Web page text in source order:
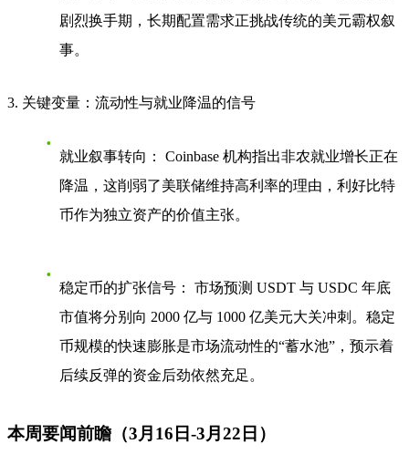
剧烈换手期，长期配置需求正挑战传统的美元霸权叙
事。
3. 关键变量：流动性与就业降温的信号
就业叙事转向：
Coinbase 机构指出非农就业增长正在
降温，这削弱了美联储维持高利率的理由，利好比特
币作为独立资产的价值主张。
稳定币的扩张信号：
市场预测 USDT 与 USDC 年底
市值将分别向 2000 亿与 1000 亿美元大关冲刺。稳定
币规模的快速膨胀是市场流动性的“蓄水池”，预示着
后续反弹的资金后劲依然充足。
本周要闻前瞻（3月16日-3月22日）